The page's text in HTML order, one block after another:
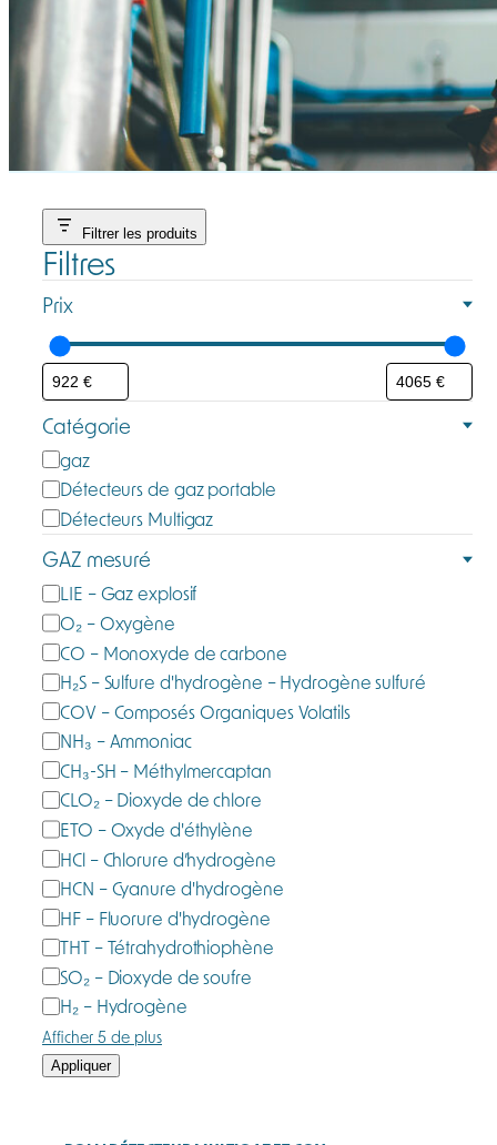
Filtrer les produits
Filtres
Prix
Catégorie
C
a
t
é
g
o
i
e
gaz
Détecteurs de gaz portable
Détecteurs Multigaz
GAZ mesuré
G
a
z
m
e
s
u
r
é
LIE – Gaz explosif
O₂ – Oxygène
CO – Monoxyde de carbone
H₂S – Sulfure d'hydrogène – Hydrogène sulfuré
COV – Composés Organiques Volatils
NH₃ – Ammoniac
CH₃-SH – Méthylmercaptan
CLO₂ – Dioxyde de chlore
ETO – Oxyde d'éthylène
HCl – Chlorure d’hydrogène
HCN – Cyanure d'hydrogène
HF – Fluorure d'hydrogène
THT – Tétrahydrothiophène
SO₂ – Dioxyde de soufre
H₂ – Hydrogène
Afficher 5 de plus
Appliquer